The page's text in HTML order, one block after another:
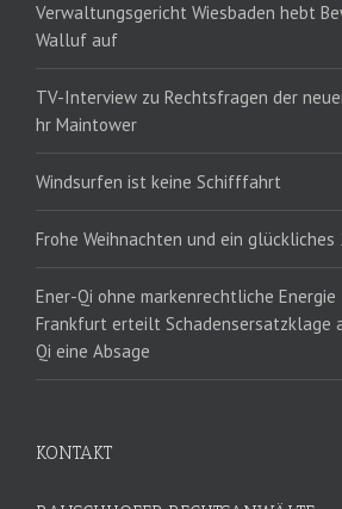
Verwaltungsgericht Wiesbaden hebt
Walluf auf
TV-Interview zu Rechtsfragen der
hr Maintower
Windsurfen ist keine Schifffahrt
Frohe Weihnachten und ein glückliches
Ener-Qi ohne markenrechtliche
Frankfurt erteilt Schadensersatzklage
Qi eine Absage
KONTAKT